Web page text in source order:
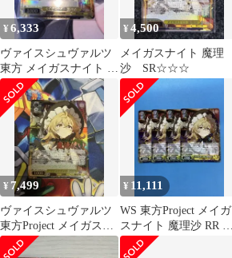
¥6,333
ヴァイスシュヴァルツ
東方 メイガスナイト 魔
理沙 SR 星3
¥4,500
メイガスナイト 魔理
沙 SR☆☆☆
¥ 7,499
ヴァイスシュヴァルツ
東方Project メイガスナ
イト 魔理沙 SR
¥ 11,111
WS 東方Project メイガ
スナイト 魔理沙 RR 4
枚